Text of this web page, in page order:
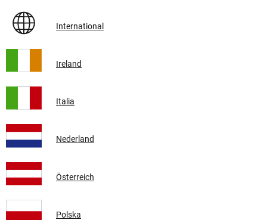
International
Ireland
Italia
Nederland
Österreich
Polska